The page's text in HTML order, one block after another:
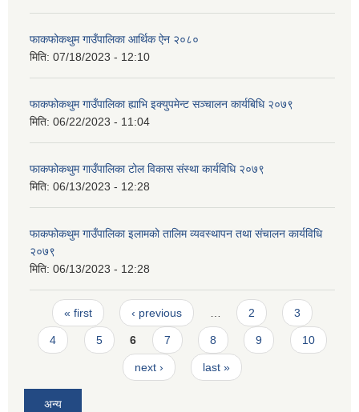
फाकफोकथुम गाउँपालिका आर्थिक ऐन २०८०
मिति: 07/18/2023 - 12:10
फाकफोकथुम गाउँपालिका ह्याभि इक्युपमेन्ट सञ्चालन कार्यबिधि २०७९
मिति: 06/22/2023 - 11:04
फाकफोकथुम गाउँपालिका टोल विकास संस्था कार्यविधि २०७९
मिति: 06/13/2023 - 12:28
फाकफोकथुम गाउँपालिका इलामको तालिम व्यवस्थापन तथा संचालन कार्यविधि
२०७९
मिति: 06/13/2023 - 12:28
Pages
« first ‹ previous 2 3
4 5 6 7 8 9 10
next › last »
अन्य